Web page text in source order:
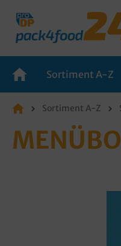
Sortiment A-Z
Sortiment A-Z